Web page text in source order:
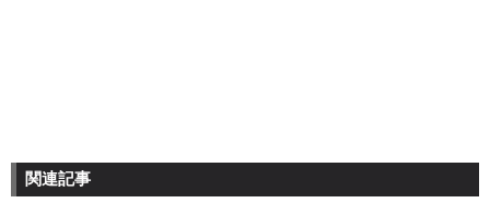
関連記事